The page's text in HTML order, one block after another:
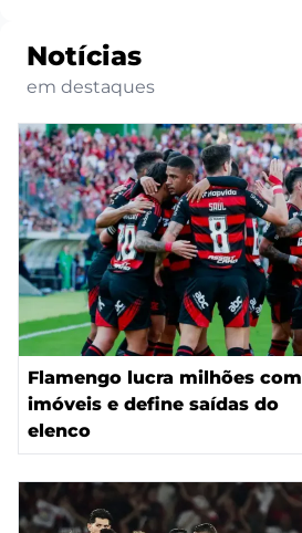
Notícias
em destaques
Flamengo lucra milhões com
imóveis e define saídas do
elenco